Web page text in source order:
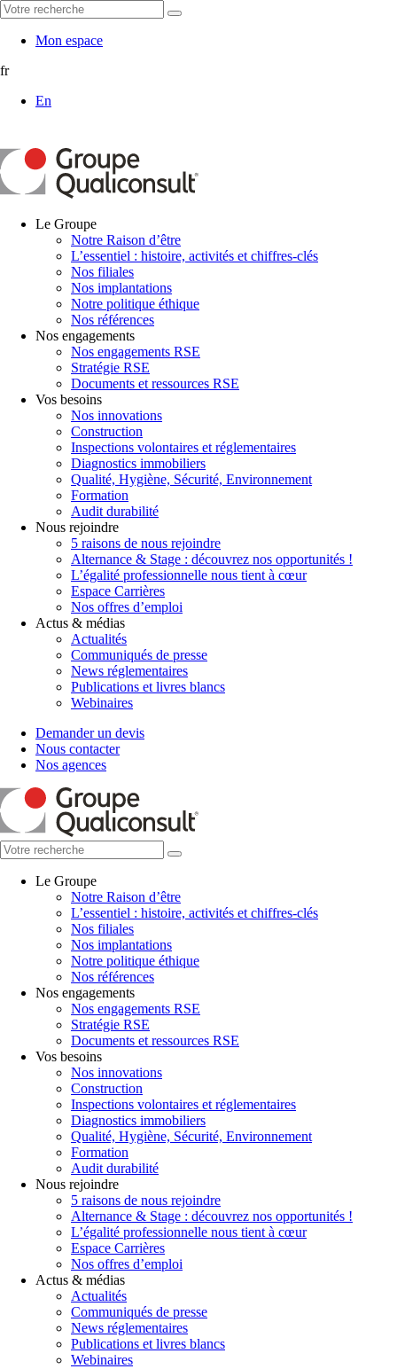
Mon espace
fr
En
Le Groupe
Notre Raison d’être
L’essentiel : histoire, activités et chiffres-clés
Nos filiales
Nos implantations
Notre politique éthique
Nos références
Nos engagements
Nos engagements RSE
Stratégie RSE
Documents et ressources RSE
Vos besoins
Nos innovations
Construction
Inspections volontaires et réglementaires
Diagnostics immobiliers
Qualité, Hygiène, Sécurité, Environnement
Formation
Audit durabilité
Nous rejoindre
5 raisons de nous rejoindre
Alternance & Stage : découvrez nos opportunités !
L’égalité professionnelle nous tient à cœur
Espace Carrières
Nos offres d’emploi
Actus & médias
Actualités
Communiqués de presse
News réglementaires
Publications et livres blancs
Webinaires
Demander un devis
Nous contacter
Nos agences
Le Groupe
Notre Raison d’être
L’essentiel : histoire, activités et chiffres-clés
Nos filiales
Nos implantations
Notre politique éthique
Nos références
Nos engagements
Nos engagements RSE
Stratégie RSE
Documents et ressources RSE
Vos besoins
Nos innovations
Construction
Inspections volontaires et réglementaires
Diagnostics immobiliers
Qualité, Hygiène, Sécurité, Environnement
Formation
Audit durabilité
Nous rejoindre
5 raisons de nous rejoindre
Alternance & Stage : découvrez nos opportunités !
L’égalité professionnelle nous tient à cœur
Espace Carrières
Nos offres d’emploi
Actus & médias
Actualités
Communiqués de presse
News réglementaires
Publications et livres blancs
Webinaires